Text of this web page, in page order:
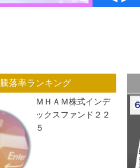
騰落率ランキング
ＭＨＡＭ株式インデ
ックスファンド２２
５